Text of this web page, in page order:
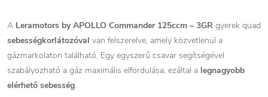
A Leramotors by APOLLO Commander 125ccm – 3GR gyerek quad
sebességkorlátozóval van felszerelve, amely közvetlenül a
gázmarkolaton található. Egy egyszerű csavar segítségével
szabályozható a gáz maximális elfordulása, ezáltal a legnagyobb
elérhető sebesség.